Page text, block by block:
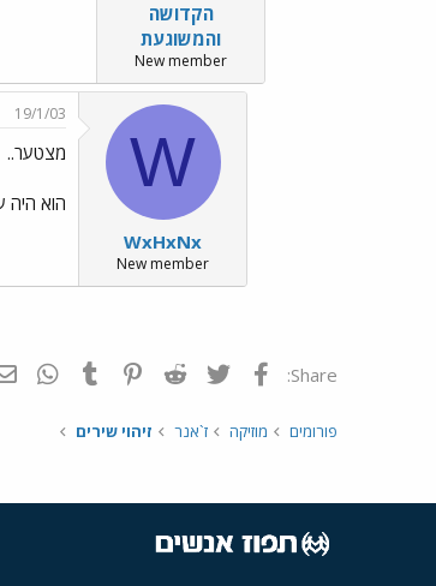
הקדושה
והמשוגעת
New member
W
WxHxNx
New member
19/1/03
מצטער..
הוא היה
Share: פייסבוק Twitter
Reddit
Pinterest
Tumblr
פורומים מוזיקה ז`אנר זיהוי שירים